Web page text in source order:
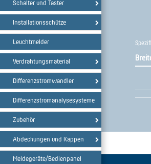
Schalter und Taster
Installationsschütze
Leuchtmelder
Verdrahtungsmaterial
Differenzstromwandler
Differenzstromanalysesysteme
Zubehör
Abdeckungen und Kappen
Meldegeräte/Bedienpanel